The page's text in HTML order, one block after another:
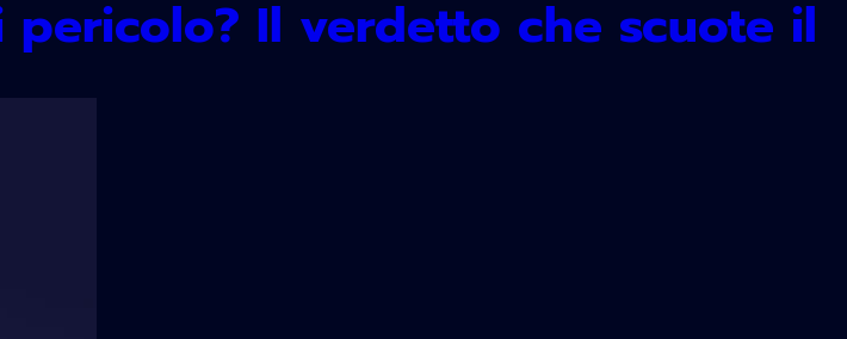
pericolo? Il verdetto che scuote il